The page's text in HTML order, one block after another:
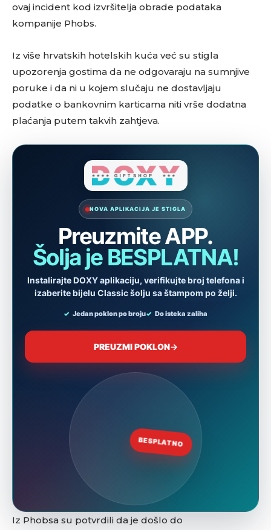
ovaj incident kod izvršitelja obrade podataka
kompanije Phobs.
Iz više hrvatskih hotelskih kuća već su stigla
upozorenja gostima da ne odgovaraju na sumnjive
poruke i da ni u kojem slučaju ne dostavljaju
podatke o bankovnim karticama niti vrše dodatna
plaćanja putem takvih zahtjeva.
Iz Phobsa su potvrdili da je došlo do